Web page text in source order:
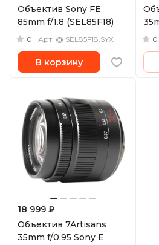
Объектив Sony FE
85mm f/1.8 (SEL85F18)
0 Арт. @ SEL85F18.SYX
В корзину
0
18 999 ₽
Объектив 7Artisans
35mm f/0.95 Sony E